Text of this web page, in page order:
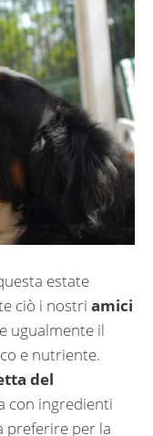
estate
ciò i nostri amici
ugualmente il
e nutriente.
del
con ingredienti
preferire per la